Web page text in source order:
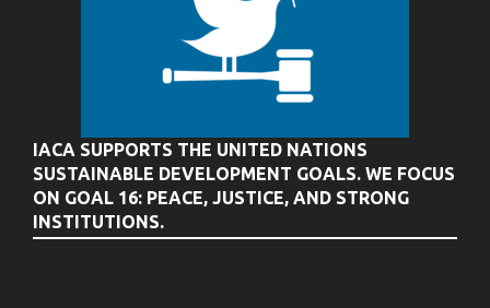
IACA SUPPORTS THE UNITED NATIONS
SUSTAINABLE DEVELOPMENT GOALS. WE FOCUS
ON GOAL 16: PEACE, JUSTICE, AND STRONG
INSTITUTIONS.